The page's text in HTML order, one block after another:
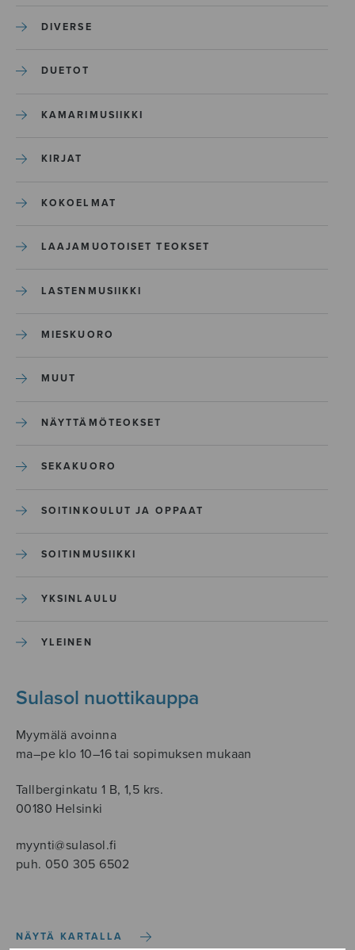
DIVERSE
DUETOT
KAMARIMUSIIKKI
KIRJAT
KOKOELMAT
LAAJAMUOTOISET TEOKSET
LASTENMUSIIKKI
MIESKUORO
MUUT
NÄYTTÄMÖTEOKSET
SEKAKUORO
SOITINKOULUT JA OPPAAT
SOITINMUSIIKKI
YKSINLAULU
YLEINEN
Sulasol nuottikauppa
Myymälä avoinna
ma–pe klo 10–16 tai sopimuksen mukaan
Tallberginkatu 1 B, 1,5 krs.
00180 Helsinki
myynti@sulasol.fi
puh. 050 305 6502
NÄYTÄ KARTALLA